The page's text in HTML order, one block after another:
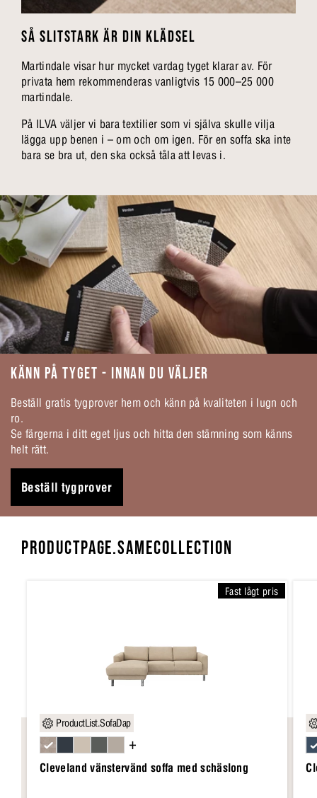
SÅ SLITSTARK ÄR DIN KLÄDSEL
Martindale visar hur mycket vardag tyget klarar av. För
privata hem rekommenderas vanligtvis 15 000–25 000
martindale.
På ILVA väljer vi bara textilier som vi själva skulle vilja
lägga upp benen i – om och om igen. För en soffa ska inte
bara se bra ut, den ska också tåla att levas i.
KÄNN PÅ TYGET - INNAN DU VÄLJER
Beställ gratis tygprover hem och känn på kvaliteten i lugn och
ro.
Se färgerna i ditt eget ljus och hitta den stämning som känns
helt rätt.
Beställ tygprover
PRODUCTPAGE.SAMECOLLECTION
Fast lågt pris
ProductList.SofaDap
Cleveland vänstervänd soffa med schäslong
+